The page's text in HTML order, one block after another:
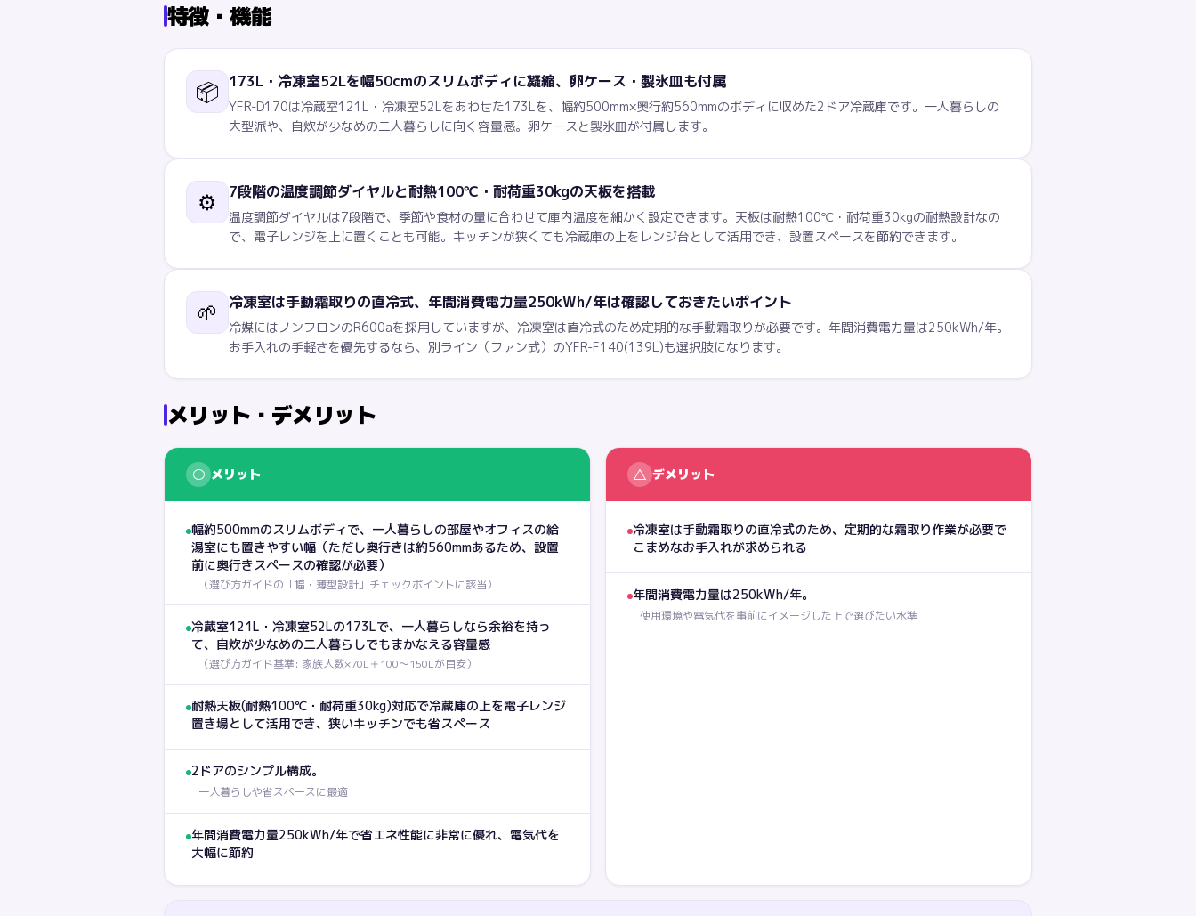
特徴・機能
📦 173L・冷凍室52Lを幅50cmのスリムボディに凝縮、卵ケース・製氷皿も付属
YFR-D170は冷蔵室121L・冷凍室52Lをあわせた173Lを、幅約500mm×奥行約560mmのボディに収めた2ドア冷蔵庫です。一人暮らしの
大型派や、自炊が少なめの二人暮らしに向く容量感。卵ケースと製氷皿が付属します。
⚙️ 7段階の温度調節ダイヤルと耐熱100℃・耐荷重30kgの天板を搭載
温度調節ダイヤルは7段階で、季節や食材の量に合わせて庫内温度を細かく設定できます。天板は耐熱100℃・耐荷重30kgの耐熱設計なの
で、電子レンジを上に置くことも可能。キッチンが狭くても冷蔵庫の上をレンジ台として活用でき、設置スペースを節約できます。
🌱 冷凍室は手動霜取りの直冷式、年間消費電力量250kWh/年は確認しておきたいポイント
冷媒にはノンフロンのR600aを採用していますが、冷凍室は直冷式のため定期的な手動霜取りが必要です。年間消費電力量は250kWh/年。
お手入れの手軽さを優先するなら、別ライン（ファン式）のYFR-F140(139L)も選択肢になります。
メリット・デメリット
○ メリット
幅約500mmのスリムボディで、一人暮らしの部屋やオフィスの給
湯室にも置きやすい幅（ただし奥行きは約560mmあるため、設置
前に奥行きスペースの確認が必要）
（選び方ガイドの「幅・薄型設計」チェックポイントに該当）
冷蔵室121L・冷凍室52Lの173Lで、一人暮らしなら余裕を持っ
て、自炊が少なめの二人暮らしでもまかなえる容量感
（選び方ガイド基準: 家族人数×70L＋100〜150Lが目安）
耐熱天板(耐熱100℃・耐荷重30kg)対応で冷蔵庫の上を電子レンジ
置き場として活用でき、狭いキッチンでも省スペース
2ドアのシンプル構成。
一人暮らしや省スペースに最適
年間消費電力量250kWh/年で省エネ性能に非常に優れ、電気代を
大幅に節約
△ デメリット
冷凍室は手動霜取りの直冷式のため、定期的な霜取り作業が必要で
こまめなお手入れが求められる
年間消費電力量は250kWh/年。
使用環境や電気代を事前にイメージした上で選びたい水準